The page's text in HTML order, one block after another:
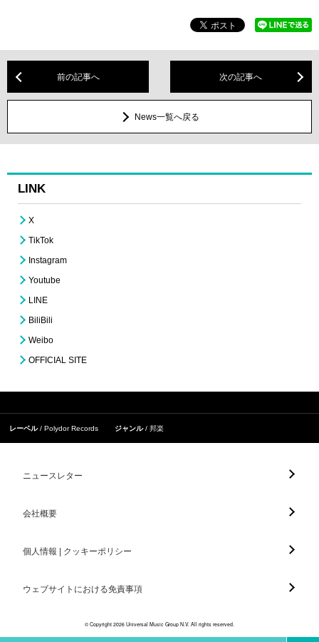
前の記事へ 次の記事へ
News一覧へ戻る
LINK
X
TikTok
Instagram
Youtube
LINE
BiliBili
Weibo
OFFICIAL SITE
レーベル Polydor Records ジャンル 邦楽
ニュースレター
会社概要
個人情報 | クッキーポリシー
ウェブサイトにおける免責事項
© Copyright 2026 Universal Music Group N.V. All rights reserved.